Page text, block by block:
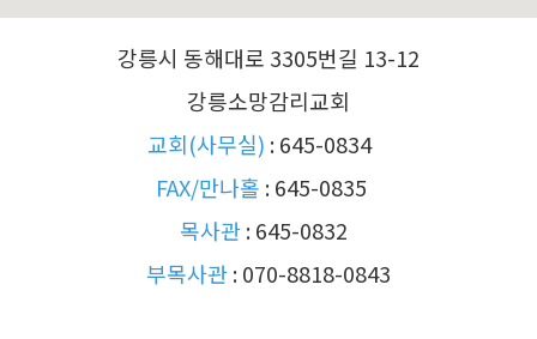
강릉시 동해대로 3305번길 13-12
강릉소망감리교회
교회(사무실) : 645-0834
FAX/만나홀 : 645-0835
목사관: 645-0832
부목사관: 070-8818-0843